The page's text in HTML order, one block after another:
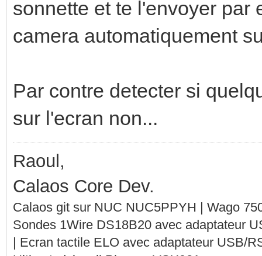
sonnette et te l'envoyer par
camera automatiquement
Par contre detecter si
sur l'ecran non...
Raoul,
Calaos Core Dev.
Calaos git sur NUC NUC5PPYH | Wago
Sondes 1Wire DS18B20 avec adaptateur
| Ecran tactile ELO avec adaptateur USB/